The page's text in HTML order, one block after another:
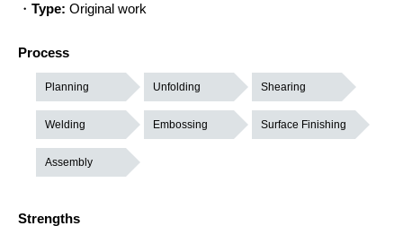
・ Type: Original work
Process
Planning Unfolding Shearing
Welding Embossing Surface Finishing
Assembly
Strengths